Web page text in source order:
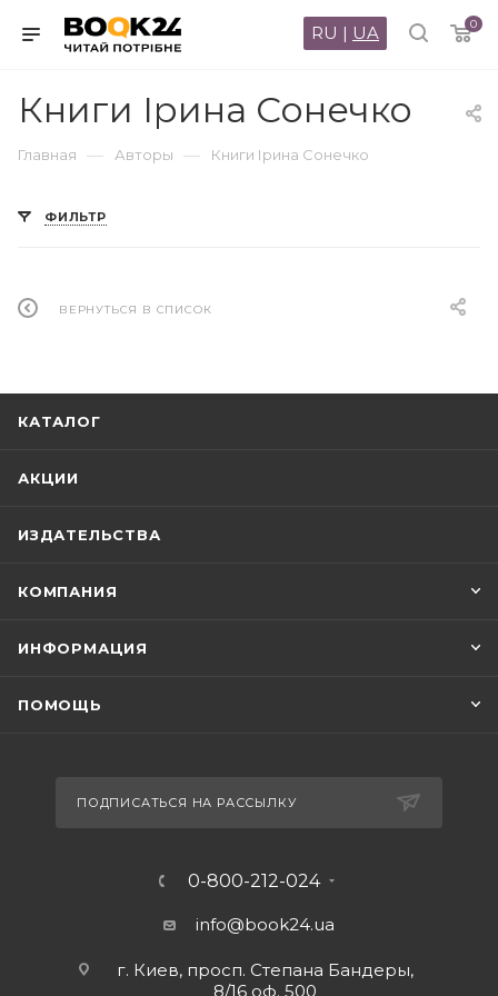
0
RU | UA
Книги Ірина Сонечко
Главная — Авторы — Книги Ірина Сонечко
ФИЛЬТР
ВЕРНУТЬСЯ В СПИСОК
КАТАЛОГ
АКЦИИ
ИЗДАТЕЛЬСТВА
КОМПАНИЯ
ИНФОРМАЦИЯ
ПОМОЩЬ
ПОДПИСАТЬСЯ НА РАССЫЛКУ
0-800-212-024
info@book24.ua
г. Киев, просп. Степана Бандеры,
8/16 оф. 500